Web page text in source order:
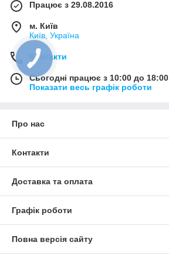
Працює з 29.08.2016
м. Київ
Київ, Україна
Контакти
Сьогодні працює з 10:00 до 18:00
Показати весь графік роботи
Про нас
Контакти
Доставка та оплата
Графік роботи
Повна версія сайту